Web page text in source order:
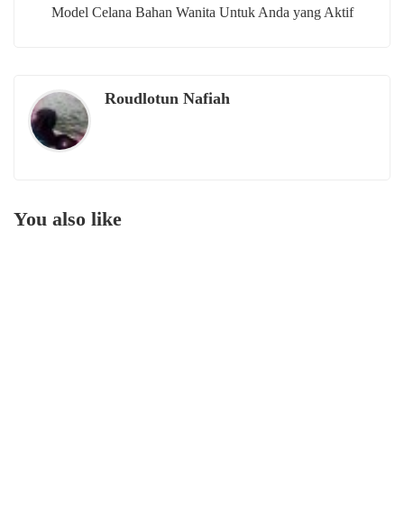
Model Celana Bahan Wanita Untuk Anda yang Aktif
Roudlotun Nafiah
You also like